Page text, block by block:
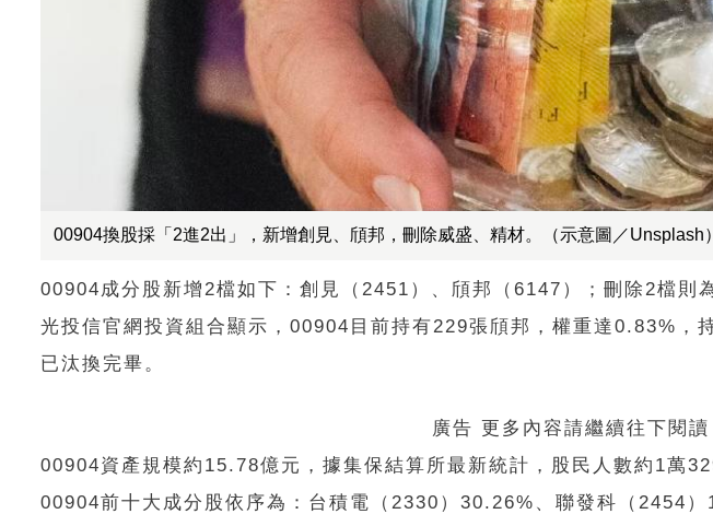
00904換股採「2進2出」，新增創見、頎邦，刪除威盛、精材。（示意圖／Unsplash）
00904成分股新增2檔如下：創見（2451）、頎邦（6147）；刪除2檔則
光投信官網投資組合顯示，00904目前持有229張頎邦，權重達0.83%，
已汰換完畢。
廣告 更多內容請繼續往下閱讀
00904資產規模約15.78億元，據集保結算所最新統計，股民人數約1萬
00904前十大成分股依序為：台積電（2330）30.26%、聯發科（2454